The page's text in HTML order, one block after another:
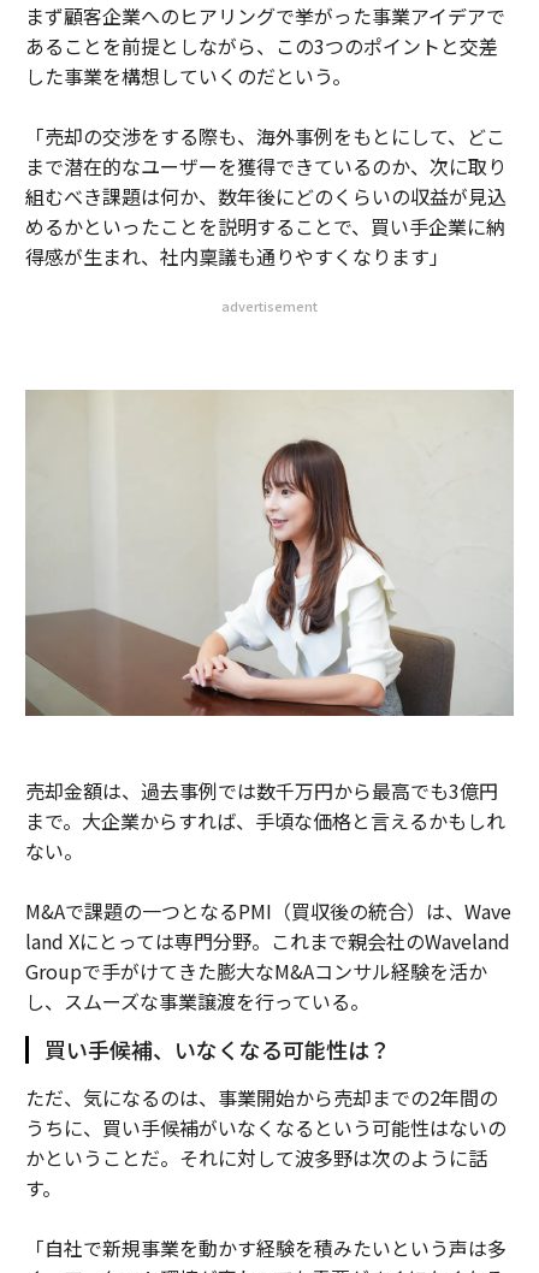
まず顧客企業へのヒアリングで挙がった事業アイデアで
あることを前提としながら、この3つのポイントと交差
した事業を構想していくのだという。
「売却の交渉をする際も、海外事例をもとにして、どこ
まで潜在的なユーザーを獲得できているのか、次に取り
組むべき課題は何か、数年後にどのくらいの収益が見込
めるかといったことを説明することで、買い手企業に納
得感が生まれ、社内稟議も通りやすくなります」
advertisement
売却金額は、過去事例では数千万円から最高でも3億円
まで。大企業からすれば、手頃な価格と言えるかもしれ
ない。
M&Aで課題の一つとなるPMI（買収後の統合）は、Wave
land Xにとっては専門分野。これまで親会社のWaveland
Groupで手がけてきた膨大なM&Aコンサル経験を活か
し、スムーズな事業譲渡を行っている。
買い手候補、いなくなる可能性は？
ただ、気になるのは、事業開始から売却までの2年間の
うちに、買い手候補がいなくなるという可能性はないの
かということだ。それに対して波多野は次のように話
す。
「自社で新規事業を動かす経験を積みたいという声は多